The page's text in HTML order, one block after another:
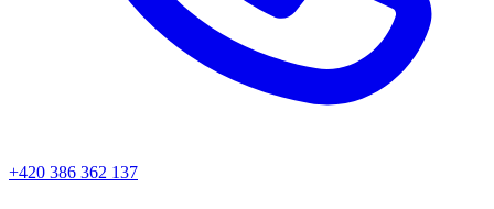
+420 386 362 137